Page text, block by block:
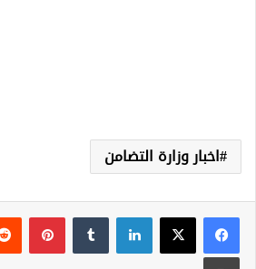
اخبار وزارة التضامن
لينكدإن بينتيريست